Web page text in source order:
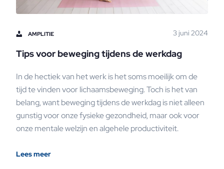
AMPLITIE 3 juni 2024
Tips voor beweging tijdens de werkdag
In de hectiek van het werk is het soms moeilijk om de
tijd te vinden voor lichaamsbeweging. Toch is het van
belang, want beweging tijdens de werkdag is niet alleen
gunstig voor onze fysieke gezondheid, maar ook voor
onze mentale welzijn en algehele productiviteit.
Lees meer